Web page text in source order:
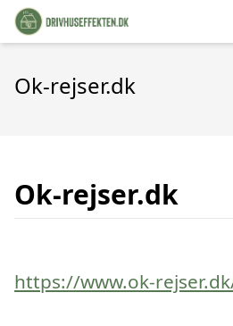
Ok-rejser.dk
Ok-rejser.dk
https://www.ok-